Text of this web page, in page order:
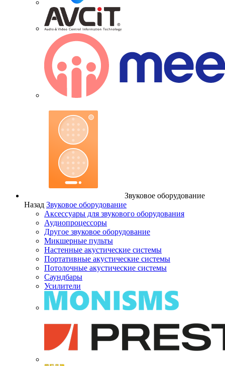
Звуковое оборудование
Назад Звуковое оборудование
Аксессуары для звукового оборудования
Аудиопроцессоры
Другое звуковое оборудование
Микшерные пульты
Настенные акустические системы
Портативные акустические системы
Потолочные акустические системы
Саундбары
Усилители